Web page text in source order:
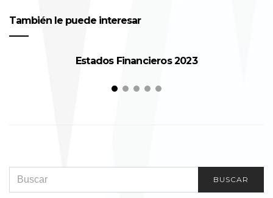
También le puede interesar
Estados Financieros 2023
BUSCAR